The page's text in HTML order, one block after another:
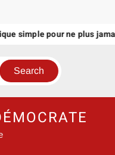
simple pour ne plus